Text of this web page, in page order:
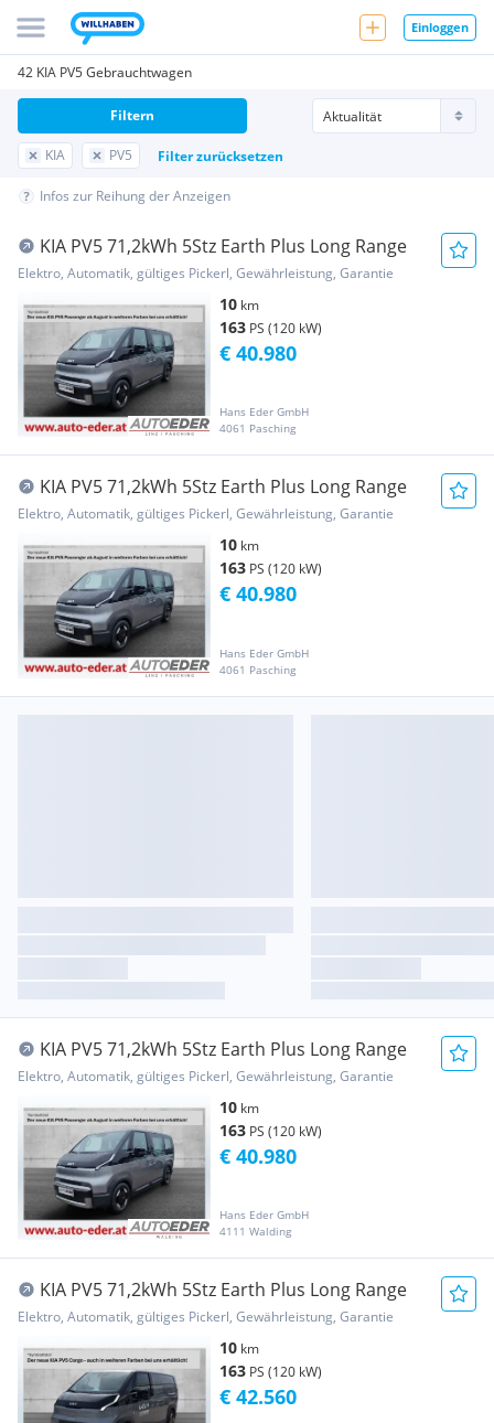
Einloggen
42 KIA PV5 Gebrauchtwagen
KIA PV5 Filter zurücksetzen
Filtern
Infos zur Reihung der Anzeigen
KIA PV5 71,2kWh 5Stz Earth Plus Long Range
Elektro, Automatik, gültiges Pickerl, Gewährleistung, Garantie
10 km
163 PS (120 kW)
Hans Eder GmbH
4061 Pasching
€ 40.980
KIA PV5 71,2kWh 5Stz Earth Plus Long Range
Elektro, Automatik, gültiges Pickerl, Gewährleistung, Garantie
10 km
163 PS (120 kW)
Hans Eder GmbH
4061 Pasching
€ 40.980
KIA PV5 71,2kWh 5Stz Earth Plus Long Range
Elektro, Automatik, gültiges Pickerl, Gewährleistung, Garantie
10 km
163 PS (120 kW)
Hans Eder GmbH
4111 Walding
€ 40.980
KIA PV5 71,2kWh 5Stz Earth Plus Long Range
Elektro, Automatik, gültiges Pickerl, Gewährleistung, Garantie
10 km
163 PS (120 kW)
€ 42.560